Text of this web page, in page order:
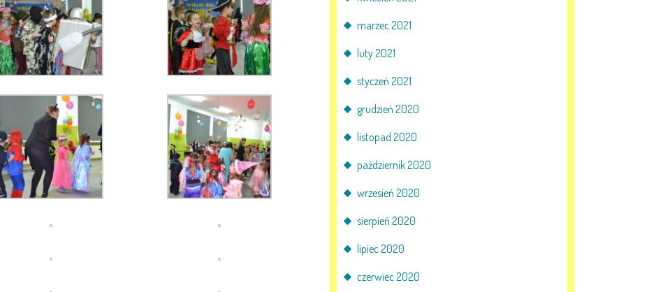
marzec 2021
luty 2021
styczeń 2021
grudzień 2020
listopad 2020
październik 2020
wrzesień 2020
sierpień 2020
lipiec 2020
czerwiec 2020